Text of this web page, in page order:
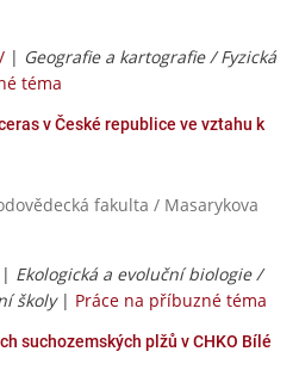
| Geografie a kartografie / Fyzická
téma
v České republice ve vztahu k
fakulta / Masarykova
| Ekologická a evoluční biologie /
školy| Práce na příbuzné téma
suchozemských plžů v CHKO Bílé